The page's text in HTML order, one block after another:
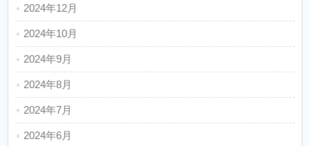
2024年12月
2024年10月
2024年9月
2024年8月
2024年7月
2024年6月